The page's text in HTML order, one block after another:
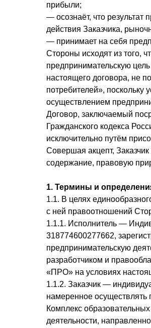
прибыли;
— осознаёт, что
действия Заказчика,
— принимает на себя
Стороны исходят из того,
предпринимательскую
настоящего договора, не
потребителей»,
осуществлением
Договор, заключаемый
Гражданского кодекса
исключительно путём
Совершая акцепт,
содержание, правовую
1. Термины и
1.1. В целях
с ней правоотношений
1.1.1. Исполнитель —
318774600277662,
предпринимательскую
разработчиком и
«ПРО» на условиях
1.1.2. Заказчик —
намеренное
Комплекс
деятельности,